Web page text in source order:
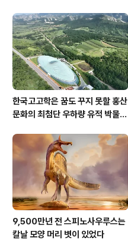
한국고고학은 꿈도 꾸지 못할 홍산
문화의 최첨단 우하량 유적 박물관
9,500만년 전 스피노사우루스는
칼날 모양 머리 볏이 있었다